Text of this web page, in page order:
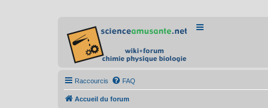
Raccourcis FAQ
Accueil du forum